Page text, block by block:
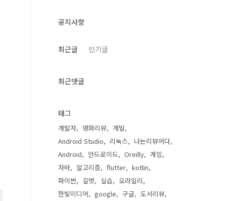
공지사항
최근글 인기글
최근댓글
태그
개발자 영화리뷰
개발
Android Studio
리눅스
나는리뷰어다
Android
안드로이드 Oreilly
게임
자바
알고리즘 flutter
kotlin
파이썬
길벗 실습
오라일리
한빛미디어
google 구글
도서리뷰